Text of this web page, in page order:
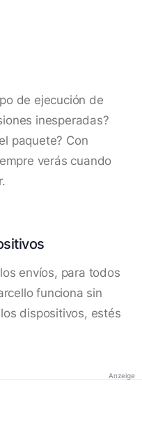
de ejecución de
inesperadas?
paquete? Con
verás cuando
envíos, para todos
funciona sin
dispositivos, estés
Anzeige